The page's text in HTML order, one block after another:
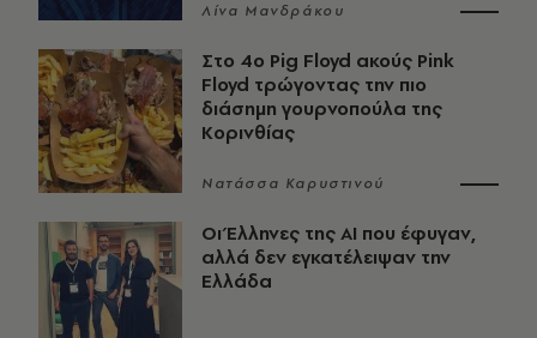
Λίνα Μανδράκου
Στο 4ο Pig Floyd ακούς Pink
Floyd τρώγοντας την πιο
διάσημη γουρνοπούλα της
Κορινθίας
Νατάσσα Καρυστινού
Οι Έλληνες της ΑΙ που έφυγαν,
αλλά δεν εγκατέλειψαν την
Ελλάδα